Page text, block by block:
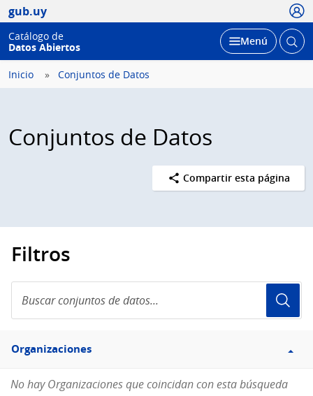
gub.uy
Catálogo de
Datos Abiertos
Desplegar
Menú Abrir
Inicio Conjuntos de Datos
Conjuntos de Datos
Compartir esta página
Filtros
conjuntos
de
Filtro
Organizaciones
Organizaciones
No hay Organizaciones que coincidan con esta búsqueda